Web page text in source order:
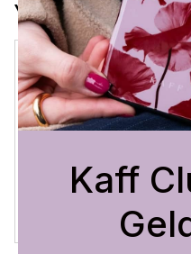
Yorumlar
Crystal Sage
3 Ağustos 2026
Bükra A.
Kaff